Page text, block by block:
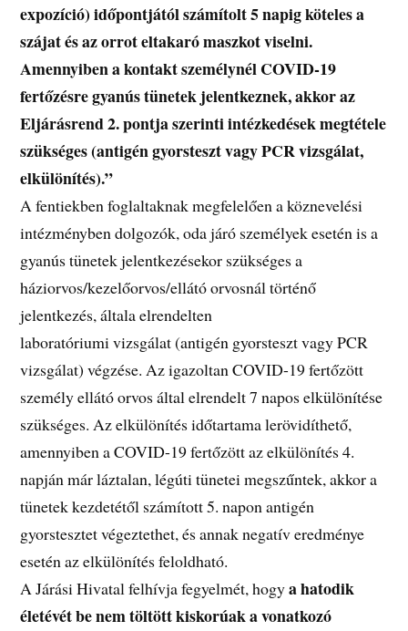
expozíció) időpontjától számítolt 5 napig köteles a
szájat és az orrot eltakaró maszkot viselni.
Amennyiben a kontakt személynél COVID-19
fertőzésre gyanús tünetek jelentkeznek, akkor az
Eljárásrend 2. pontja szerinti intézkedések megtétele
szükséges (antigén gyorsteszt vagy PCR vizsgálat,
elkülönítés).”
A fentiekben foglaltaknak megfelelően a köznevelési
intézményben dolgozók, oda járó személyek esetén is a
gyanús tünetek jelentkezésekor szükséges a
háziorvos/kezelőorvos/ellátó orvosnál történő
jelentkezés, általa elrendelten
laboratóriumi vizsgálat (antigén gyorsteszt vagy PCR
vizsgálat) végzése. Az igazoltan COVID-19 fertőzött
személy ellátó orvos által elrendelt 7 napos elkülönítése
szükséges. Az elkülönítés időtartama lerövidíthető,
amennyiben a COVID-19 fertőzött az elkülönítés 4.
napján már láztalan, légúti tünetei megszűntek, akkor a
tünetek kezdetétől számított 5. napon antigén
gyorstesztet végeztethet, és annak negatív eredménye
esetén az elkülönítés feloldható.
A Járási Hivatal felhívja fegyelmét, hogya hatodik
életévét be nem töltött kiskorúaka vonatkozó